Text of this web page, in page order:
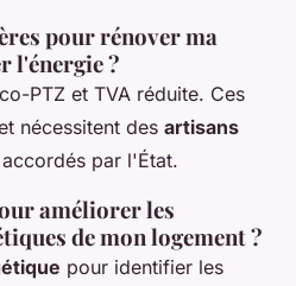
pour rénover ma
l'énergie ?
PTZ et TVA réduite. Ces
nécessitent des artisans
par l'État.
améliorer les
de mon logement ?
pour identifier les